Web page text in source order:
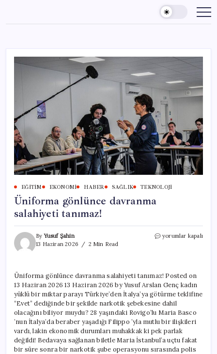
content
EĞITIM EKONOMI HABER SAĞLIK TEKNOLOJI
Üniforma gönlünce davranma
salahiyeti tanımaz!
ByYusuf Şahin
13 Haziran 2026
2 Min Read
Üniforma
için
yorumlar kapalı
Üniforma gönlünce davranma salahiyeti tanımaz! Posted on
13 Haziran 2026 13 Haziran 2026 by Yusuf Arslan Genç kadın
yüklü bir miktar parayı Türkiye’den İtalya’ya götürme teklifine
“Evet” dediğinde bir şekilde narkotik şebekesine dahil
olacağını biliyor muydu? 28 yaşındaki Rovigo’lu Maria Basco
’nun İtalya’da beraber yaşadığı Filippo ’yla mutlu bir ilişkileri
vardı, lakin ekonomik durumları muhakkak ki pek parlak
değildi! Bedavaya sağlanan biletle Maria İstanbul’a uçtu fakat
bir süre sonra bir narkotik şube operasyonu sırasında polis